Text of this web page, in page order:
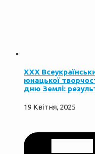
XXX
юнацької
дню Землі:
19 Квітня, 2025